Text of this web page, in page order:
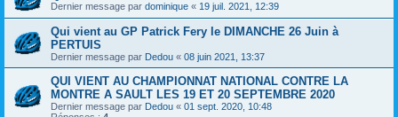
Dernier message par dominique « 19 juil. 2021, 12:39
Qui vient au GP Patrick Fery le DIMANCHE 26 Juin à
PERTUIS
Dernier message par Dedou « 08 juin 2021, 13:37
QUI VIENT AU CHAMPIONNAT NATIONAL CONTRE LA
MONTRE A SAULT LES 19 ET 20 SEPTEMBRE 2020
Dernier message par Dedou « 01 sept. 2020, 10:48